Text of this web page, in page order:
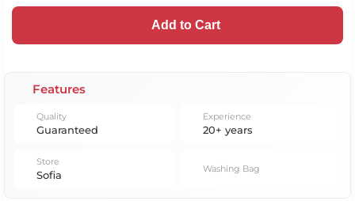
Add to Cart
Features
Quality
Guaranteed
Experience
20+ years
Store
Sofia Washing Bag